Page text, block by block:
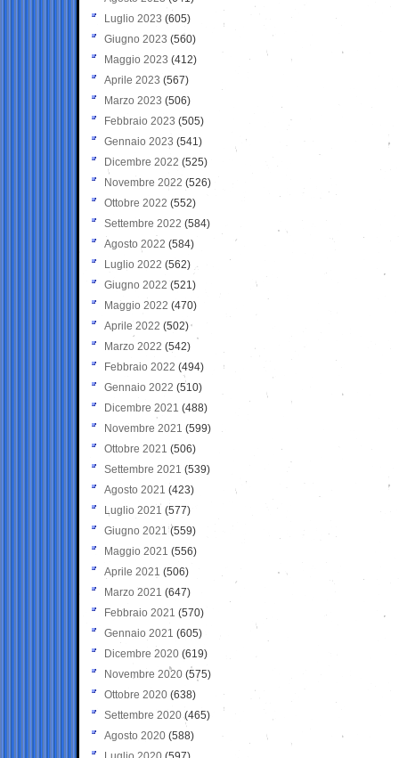
Luglio 2023 (605)
Giugno 2023 (560)
Maggio 2023 (412)
Aprile 2023 (567)
Marzo 2023 (506)
Febbraio 2023 (505)
Gennaio 2023 (541)
Dicembre 2022 (525)
Novembre 2022 (526)
Ottobre 2022 (552)
Settembre 2022 (584)
Agosto 2022 (584)
Luglio 2022 (562)
Giugno 2022 (521)
Maggio 2022 (470)
Aprile 2022 (502)
Marzo 2022 (542)
Febbraio 2022 (494)
Gennaio 2022 (510)
Dicembre 2021 (488)
Novembre 2021 (599)
Ottobre 2021 (506)
Settembre 2021 (539)
Agosto 2021 (423)
Luglio 2021 (577)
Giugno 2021(559)
Maggio 2021 (556)
Aprile 2021 (506)
Marzo 2021 (647)
Febbraio 2021 (570)
Gennaio 2021 (605)
Dicembre 2020 (619)
Novembre 2020 (575)
Ottobre 2020 (638)
Settembre 2020(465)
Agosto 2020 (588)